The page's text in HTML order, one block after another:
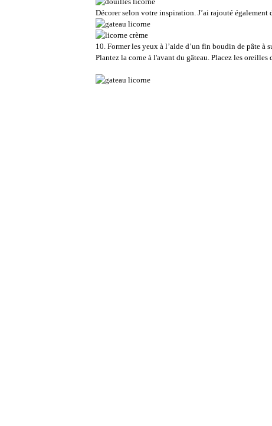
Décorer selon votre inspiration. J’ai rajouté également
10. Former les yeux à l’aide d’un fin boudin de pâte à
Plantez la corne à l'avant du gâteau. Placez les